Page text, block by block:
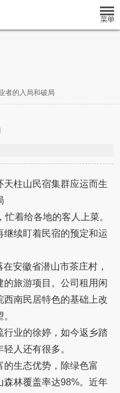
者的入局和破局
天柱山民宿集群应运而生
着给各地的客人上菜。
续盯着民宿的预定和运
在安徽省潜山市茶庄村，
旅游项目。公司租用闲
南民居特色的基础上改
业的徐婷，如今返乡踏
人还有很多。
生态优势，除绿色富
森林覆盖率达98%。近年